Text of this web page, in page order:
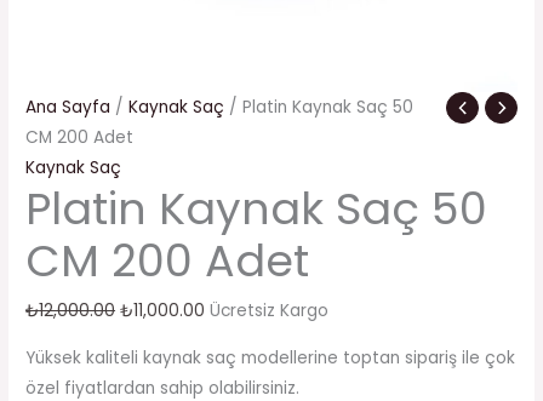
Ana Sayfa /Kaynak Saç / Platin Kaynak Saç 50
CM 200 Adet
Kaynak Saç
Platin Kaynak Saç 50
CM 200 Adet
₺12,000.00 ₺11,000.00 Ücretsiz Kargo
Yüksek kaliteli kaynak saç modellerine toptan sipariş ile çok
özel fiyatlardan sahip olabilirsiniz.